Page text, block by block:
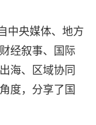
中央媒体、地方
经叙事、国际
海、区域协同
度，分享了国